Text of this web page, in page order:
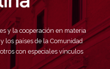
y la cooperación en materia
los países de la Comunidad
con especiales vínculos